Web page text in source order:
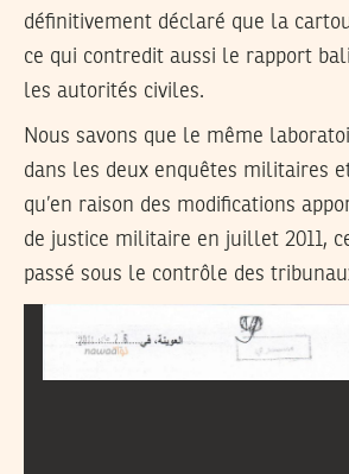
définitivement déclaré que la
ce qui contredit aussi le rapport
les autorités civiles.
Nous savons que le même
dans les deux enquêtes militaires
qu’en raison des modifications
de justice militaire en juillet 2011,
passé sous le contrôle des